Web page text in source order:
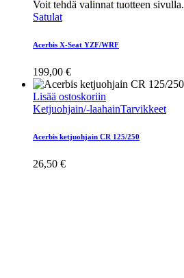
Voit tehdä valinnat tuotteen sivulla.
Satulat
Acerbis X-Seat YZF/WRF
199,00 €
Lisää ostoskoriin
Ketjuohjain/-laahainTarvikkeet
Acerbis ketjuohjain CR 125/250
26,50 €